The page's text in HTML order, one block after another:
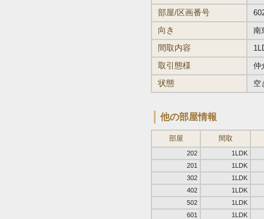
部屋/区画番号
向き 南
間取内容
取引態様 仲
状態 空
他の部屋情報
部屋 間取
202
1LDK
201
1LDK
302
1LDK
402
1LDK
502
1LDK
601
1LDK